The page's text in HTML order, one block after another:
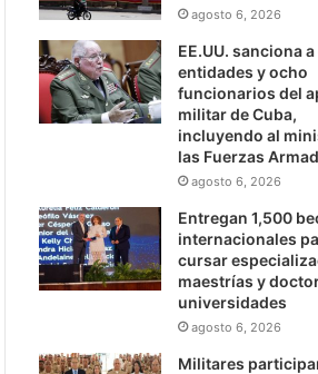
agosto 6, 2026
EE.UU. sanciona
entidades y ocho
funcionarios del
militar de Cuba,
incluyendo al
las Fuerzas
agosto 6, 2026
Entregan 1,500
internacionales
cursar
maestrías y
universidades
agosto 6, 2026
Militares